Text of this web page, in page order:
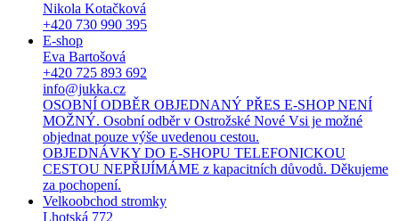
Nikola Kotačková
+420 730 990 395
E-shop
Eva Bartošová
+420 725 893 692
info@jukka.cz
OSOBNÍ ODBĚR OBJEDNANÝ PŘES E-SHOP NENÍ
MOŽNÝ. Osobní odběr v Ostrožské Nové Vsi je možné
objednat pouze výše uvedenou cestou.
OBJEDNÁVKY DO E-SHOPU TELEFONICKOU
CESTOU NEPŘIJÍMÁME z kapacitních důvodů. Děkujeme
za pochopení.
Velkoobchod stromky
Lhotská 772